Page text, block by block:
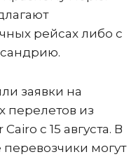
рейсах либо с
заявки на
перелетов из
с 15 августа. В
могут